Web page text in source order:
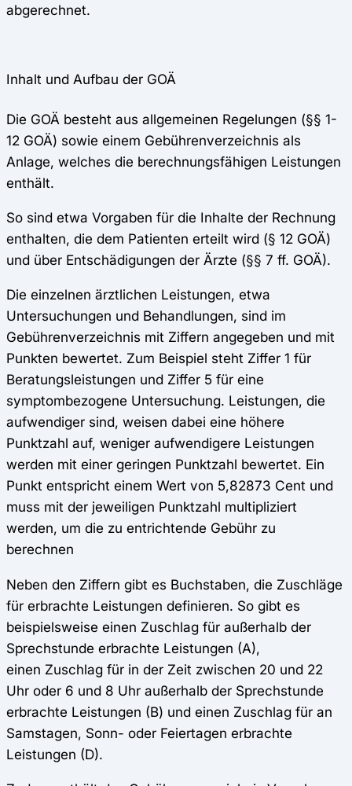
abgerechnet.
Inhalt und Aufbau der GOÄ
Die GOÄ besteht aus allgemeinen Regelungen (§§ 1-
12 GOÄ) sowie einem Gebührenverzeichnis als
Anlage, welches die berechnungsfähigen Leistungen
enthält.
So sind etwa Vorgaben für die Inhalte der Rechnung
enthalten, die dem Patienten erteilt wird (§ 12 GOÄ)
und über Entschädigungen der Ärzte (§§ 7 ff. GOÄ).
Die einzelnen ärztlichen Leistungen, etwa
Untersuchungen und Behandlungen, sind im
Gebührenverzeichnis mit Ziffern angegeben und mit
Punkten bewertet. Zum Beispiel steht Ziffer 1 für
Beratungsleistungen und Ziffer 5 für eine
symptombezogene Untersuchung. Leistungen, die
aufwendiger sind, weisen dabei eine höhere
Punktzahl auf, weniger aufwendigere Leistungen
werden mit einer geringen Punktzahl bewertet. Ein
Punkt entspricht einem Wert von 5,82873 Cent und
muss mit der jeweiligen Punktzahl multipliziert
werden, um die zu entrichtende Gebühr zu
berechnen
Neben den Ziffern gibt es Buchstaben, die Zuschläge
für erbrachte Leistungen definieren. So gibt es
beispielsweise einen Zuschlag für außerhalb der
Sprechstunde erbrachte Leistungen (A),
einen Zuschlag für in der Zeit zwischen 20 und 22
Uhr oder 6 und 8 Uhr außerhalb der Sprechstunde
erbrachte Leistungen (B) und einen Zuschlag für an
Samstagen, Sonn- oder Feiertagen erbrachte
Leistungen (D).